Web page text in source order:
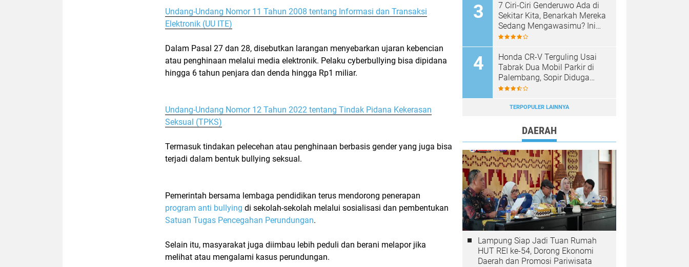
Undang-Undang Nomor 11 Tahun 2008 tentang Informasi dan Transaksi
Elektronik (UU ITE)
Dalam Pasal 27 dan 28, disebutkan larangan menyebarkan ujaran kebencian
atau penghinaan melalui media elektronik. Pelaku cyberbullying bisa dipidana
hingga 6 tahun penjara dan denda hingga Rp1 miliar.
Undang-Undang Nomor 12 Tahun 2022 tentang Tindak Pidana Kekerasan
Seksual (TPKS)
Termasuk tindakan pelecehan atau penghinaan berbasis gender yang juga bisa
terjadi dalam bentuk bullying seksual.
Pemerintah bersama lembaga pendidikan terus mendorong penerapan
program anti bullying di sekolah-sekolah melalui sosialisasi dan pembentukan
Satuan Tugas Pencegahan Perundungan.
Selain itu, masyarakat juga diimbau lebih peduli dan berani melapor jika
melihat atau mengalami kasus perundungan.
7 Ciri-Ciri Genderuwo Ada di
Sekitar Kita, Benarkah Mereka
Sedang Mengawasimu? Ini
Tanda-Tanda yang Sering
Honda CR-V Terguling Usai
Tabrak Dua Mobil Parkir di
Palembang, Sopir Diduga
Mabuk
TERPOPULER LAINNYA
DAERAH
Lampung Siap Jadi Tuan Rumah
HUT REI ke-54, Dorong Ekonomi
Daerah dan Promosi Pariwisata